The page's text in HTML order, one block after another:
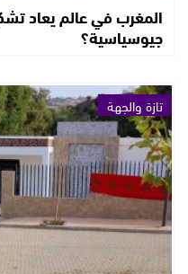
المغرب في عالم يعاد
جيوسياسية؟
تازة والجهة